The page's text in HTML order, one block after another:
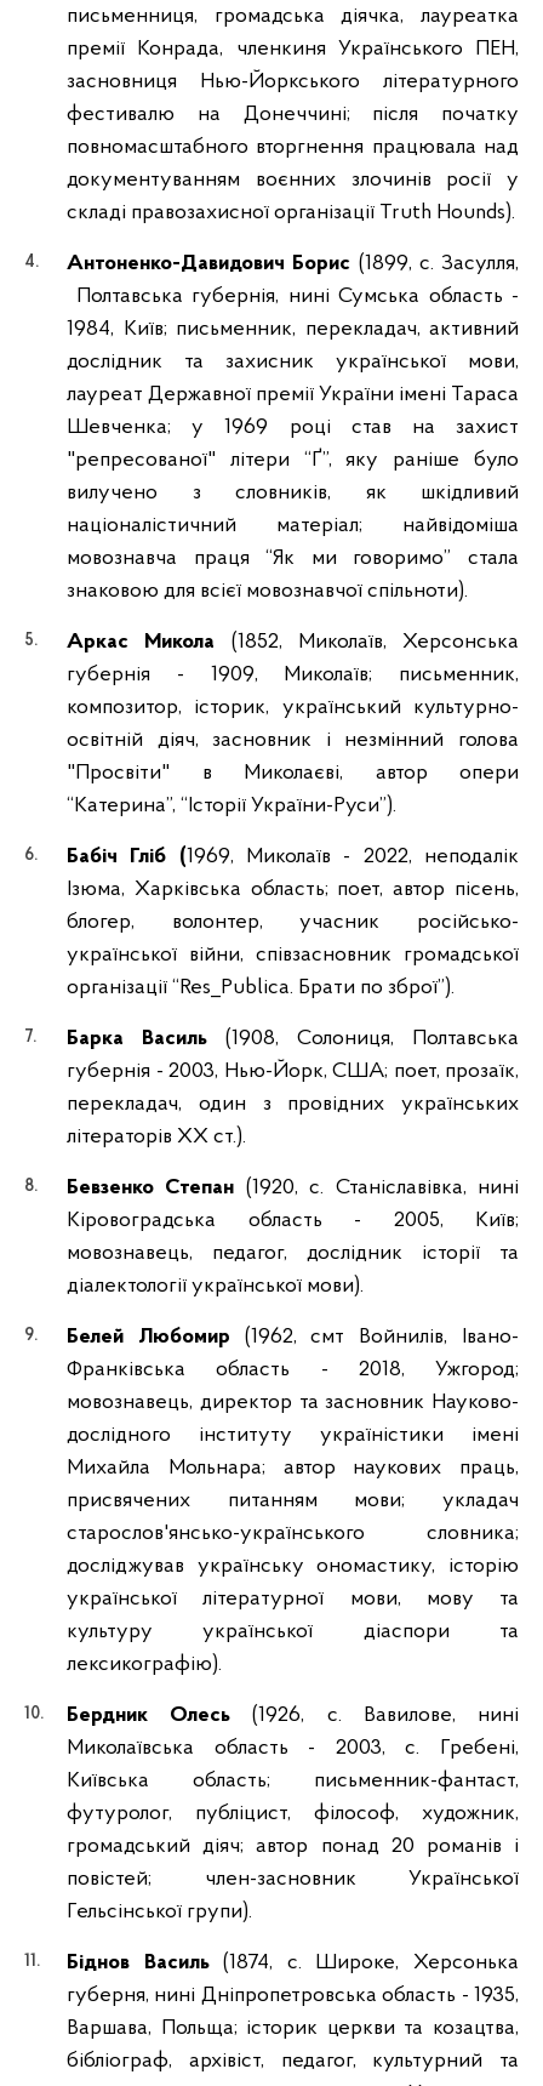
письменниця, громадська діячка, лауреатка
премії Конрада, членкиня Українського ПЕН,
засновниця Нью-Йоркського літературного
фестивалю на Донеччині; після початку
повномасштабного вторгнення працювала над
документуванням воєнних злочинів росії у
складі правозахисної організації Truth Hounds).
Антоненко-Давидович Борис (1899, с. Засулля,
Полтавська губернія, нині Сумська область -
1984, Київ; письменник, перекладач, активний
дослідник та захисник української мови,
лауреат Державної премії України імені Тараса
Шевченка; у 1969 році став на захист
"репресованої" літери “Ґ”, яку раніше було
вилучено з словників, як шкідливий
націоналістичний матеріал; найвідоміша
мовознавча праця “Як ми говоримо” стала
знаковою для всієї мовознавчої спільноти).
Аркас Микола (1852, Миколаїв, Херсонська
губернія - 1909, Миколаїв; письменник,
композитор, історик, український культурно-
освітній діяч, засновник і незмінний голова
"Просвіти" в Миколаєві, автор опери
“Катерина”, “Історії України-Руси”).
Бабіч Гліб (1969, Миколаїв - 2022, неподалік
Ізюма, Харківська область; поет, автор пісень,
блогер, волонтер, учасник російсько-
української війни, співзасновник громадської
організації “Res_Publica. Брати по зброї”).
Барка Василь (1908, Солониця, Полтавська
губернія - 2003, Нью-Йорк, США; поет, прозаїк,
перекладач, один з провідних українських
літераторів ХХ ст.).
Бевзенко Степан (1920, с. Станіславівка, нині
Кіровоградська область - 2005, Київ;
мовознавець, педагог, дослідник історії та
діалектології української мови).
Белей Любомир (1962, смт Войнилів, Івано-
Франківська область - 2018, Ужгород;
мовознавець, директор та засновник Науково-
дослідного інституту україністики імені
Михайла Мольнара; автор наукових праць,
присвячених питанням мови; укладач
старослов'янсько-українського словника;
досліджував українську ономастику, історію
української літературної мови, мову та
культуру української діаспори та
лексикографію).
Бердник Олесь (1926, с. Вавилове, нині
Миколаївська область - 2003, с. Гребені,
Київська область; письменник-фантаст,
футуролог, публіцист, філософ, художник,
громадський діяч; автор понад 20 романів і
повістей; член-засновник Української
Гельсінської групи).
Біднов Василь(1874, с. Широке, Херсонька
губерня, нині Дніпропетровська область - 1935,
Варшава, Польща; історик церкви та козацтва,
бібліограф, архівіст, педагог, культурний та